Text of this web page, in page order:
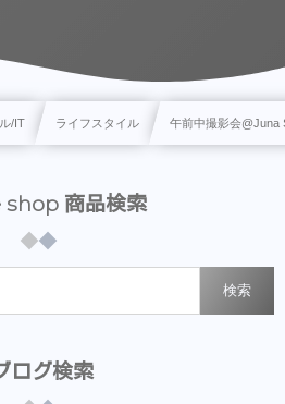
/IT ライフスタイル 午前中撮影会@Juna
商品検索
検索
ログ検索